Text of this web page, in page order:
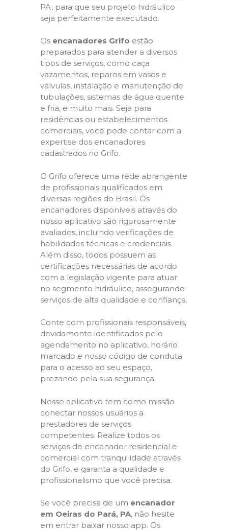
PA, para que seu projeto hidráulico
seja perfeitamente executado.
Os encanadores Grifo estão
preparados para atender a diversos
tipos de serviços, como caça
vazamentos, reparos em vasos e
válvulas, instalação e manutenção de
tubulações, sistemas de água quente
e fria, e muito mais. Seja para
residências ou estabelecimentos
comerciais, você pode contar com a
expertise dos encanadores
cadastrados no Grifo.
O Grifo oferece uma rede abrangente
de profissionais qualificados em
diversas regiões do Brasil. Os
encanadores disponíveis através do
nosso aplicativo são rigorosamente
avaliados, incluindo verificações de
habilidades técnicas e credenciais.
Além disso, todos possuem as
certificações necessárias de acordo
com a legislação vigente para atuar
no segmento hidráulico, assegurando
serviços de alta qualidade e confiança.
Conte com profissionais responsáveis,
devidamente identificados pelo
agendamento no aplicativo, horário
marcado e nosso código de conduta
para o acesso ao seu espaço,
prezando pela sua segurança.
Nosso aplicativo tem como missão
conectar nossos usuários a
prestadores de serviços
competentes. Realize todos os
serviços de encanador residencial e
comercial com tranquilidade através
do Grifo, e garanta a qualidade e
profissionalismo que você precisa.
Se você precisa de um encanador
em Oeiras do Pará, PA, não hesite
em entrar baixar nosso app. Os